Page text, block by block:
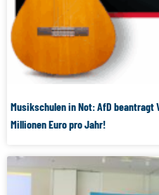
Musikschulen in Not: AfD beantragt
Millionen Euro pro Jahr!